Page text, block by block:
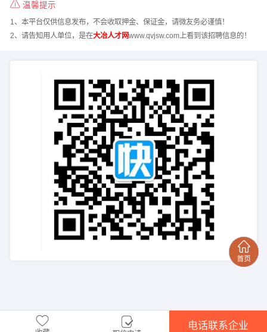
温馨提示
1、本平台仅供信息发布，不会收取押金、保证金，请微友务必谨慎！
2、请告知用人单位，是在大冶人才网www.qvjsw.com上看到该招聘信息的！
电话联系企业